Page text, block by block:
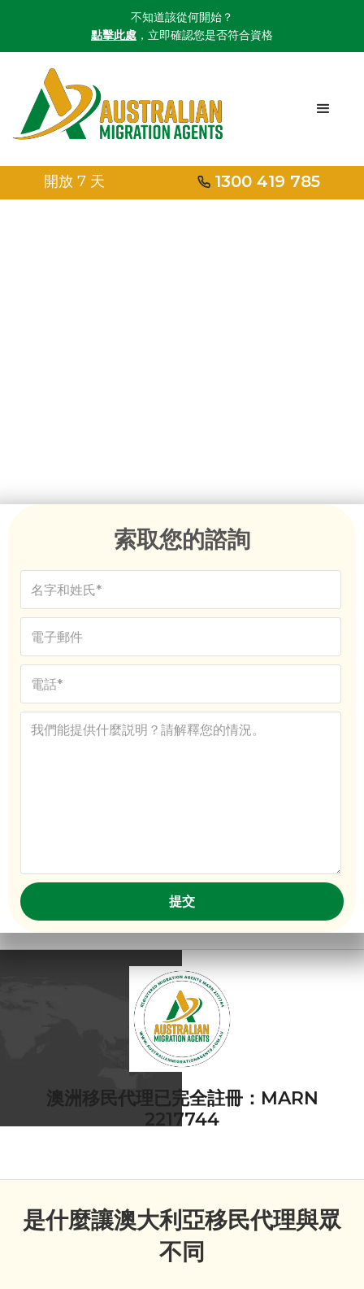
不知道該從何開始？
點擊此處 ，立即確認您是否符合資格
開放 7 天 1300 419 785
索取您的諮詢
澳洲移民代理已完全註冊：MARN
2217744
是什麼讓澳大利亞移民代理與眾
不同